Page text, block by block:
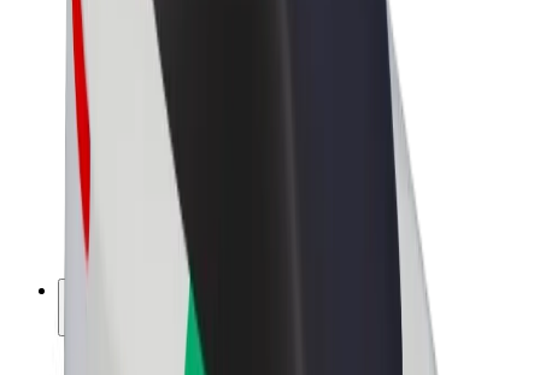
Sofőrök
Sofőr kereset
Futárok
Futár kereset
Bolt Food kereskedők
Franchise-ok